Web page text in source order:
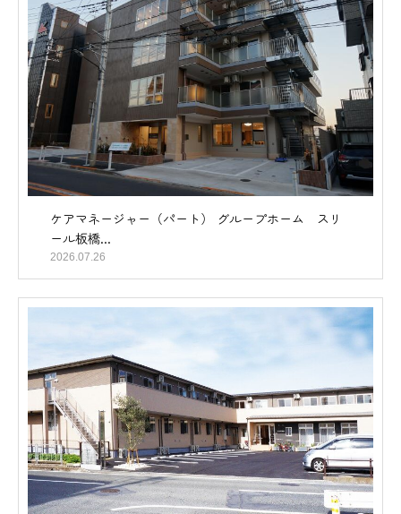
ケアマネージャー（パート） グループホーム スリ
ール板橋...
2026.07.26